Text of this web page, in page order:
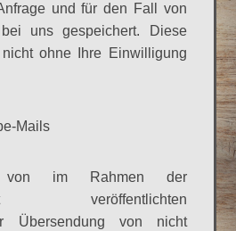
und für den Fall von
uns gespeichert. Diese
ohne Ihre Einwilligung
Mails
von im Rahmen der
veröffentlichten
Übersendung von nicht